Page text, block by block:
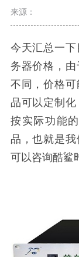
来源：
今天汇总一
务器价格，
不同，价格
品可以定制
按实际功能
品，也就是
可以咨询酷鲨